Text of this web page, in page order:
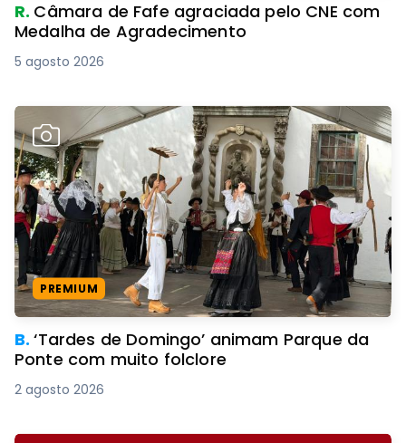
R. Câmara de Fafe agraciada pelo CNE com
Medalha de Agradecimento
5 agosto 2026
PREMIUM
B.‘Tardes de Domingo’ animam Parque da
Ponte com muito folclore
2 agosto 2026